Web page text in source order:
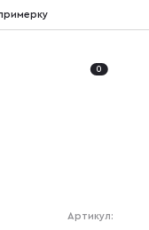
0
Артикул: